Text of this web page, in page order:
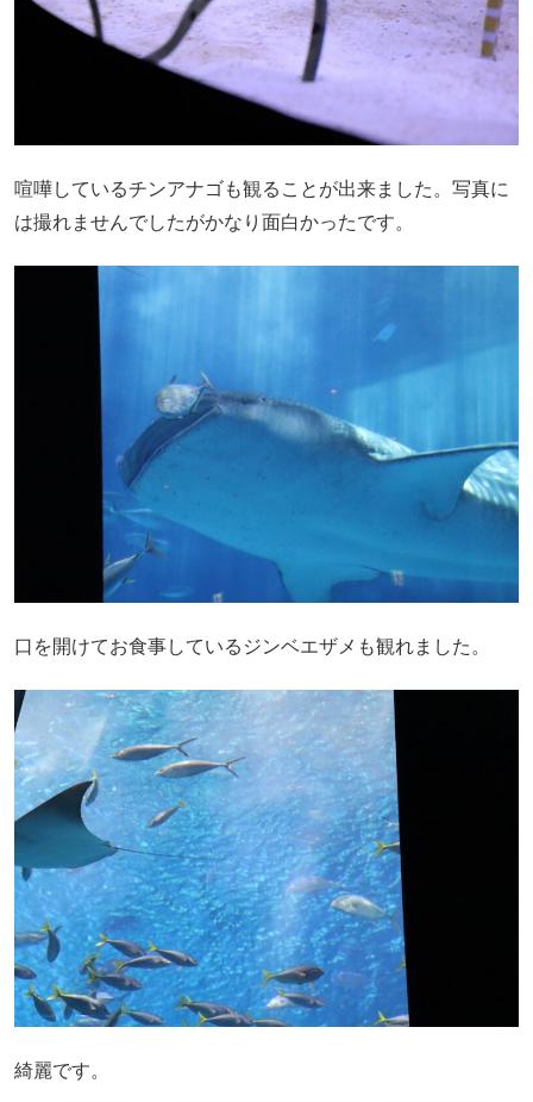
喧嘩しているチンアナゴも観ることが出来ました。写真に
は撮れませんでしたがかなり面白かったです。
口を開けてお食事しているジンベエザメも観れました。
綺麗です。